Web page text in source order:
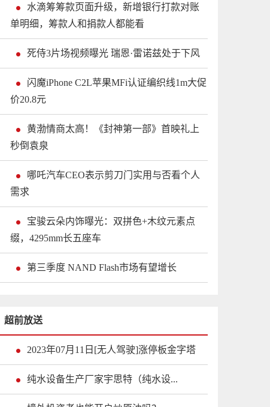
水滴筹筹款页面升级，新增银行打款对账
单明细，筹款人和捐款人都能看
死侍3片场视频曝光 瑞恩·雷诺兹处于下风
闪魔iPhone C2L苹果MFi认证编织线1m大促
价20.8元
黄渤情商太高！《封神第一部》首映礼上
秒倒袁泉
哪吒汽车CEO表示剪刀门实用与否看个人
需求
宝骏云朵内饰曝光：双拼色+木纹元素点
缀，4295mm长五座车
第三季度 NAND Flash市场有望增长
超前放送
2023年07月11日[无人驾驶]涨停板金字塔
纯水设备生产厂家宇思特（纯水设...